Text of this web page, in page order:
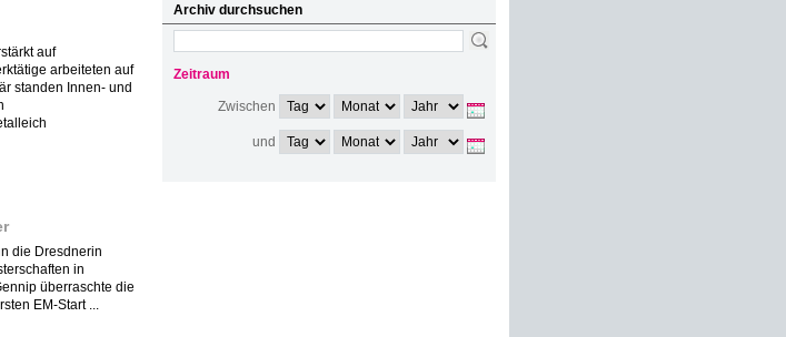
auf
arbeiteten auf
standen Innen- und
die Dresdnerin
in
überraschte die
EM-Start ...
Archiv durchsuchen
Zeitraum
Zwischen
und